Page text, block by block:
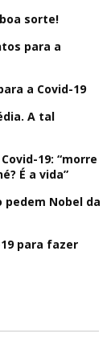
sorte!
para a
a Covid-19
A tal
19: “morre
É a vida”
Nobel da
para fazer